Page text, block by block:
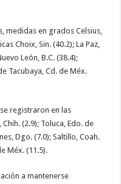
medidas en grados Celsius,
Choix, Sin. (40.2); La Paz,
León, B.C. (38.4);
Tacubaya, Cd. de Méx.
registraron en las
(2.9); Toluca, Edo. de
Dgo. (7.0); Saltillo, Coah.
Méx. (11.5).
a mantenerse